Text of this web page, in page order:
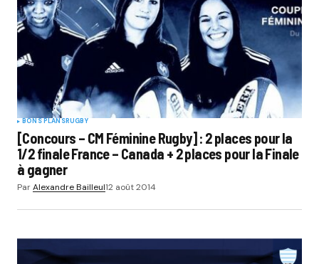
BONS PLANSRUGBY
[Concours – CM Féminine Rugby] : 2 places pour la
1/2 finale France – Canada + 2 places pour la Finale
à gagner
ParAlexandre Bailleul12 août 2014